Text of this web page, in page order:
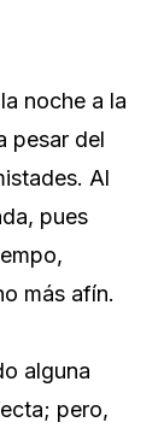
noche a la
pesar del
Al
pues
más afín.
alguna
pero,